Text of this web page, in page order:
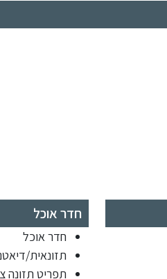
חדר אוכל
חדר אוכל
תזונאית/
תפריט תזונה